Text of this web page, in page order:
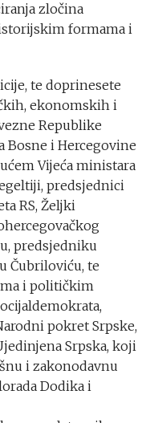
zločina
formama i
te doprinesete
ekonomskih i
Republike
Bosne i Hercegovine
Vijeća ministara
predsjednici
RS, Željki
predsjedniku
Čubriloviću, te
i političkim
pokret Srpske,
Srpska, koji
i zakonodavnu
Dodika i